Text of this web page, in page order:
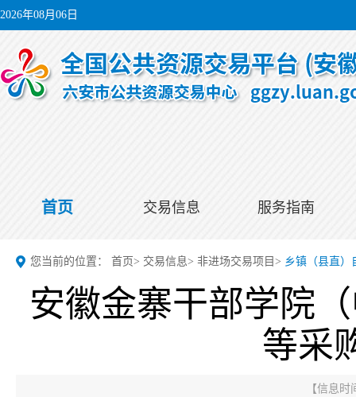
2026年08月06日
首页 交易信息 服务指南
您当前的位置： 首页> 交易信息> 非进场交易项目 > 乡镇（县直）
安徽金寨干部学院
等采
【信息